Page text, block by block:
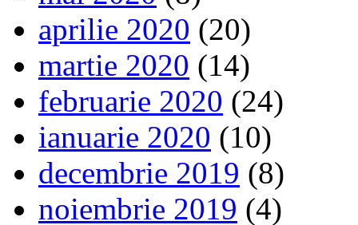
aprilie 2020 (20)
martie 2020 (14)
februarie 2020 (24)
ianuarie 2020 (10)
decembrie 2019 (8)
noiembrie 2019 (4)